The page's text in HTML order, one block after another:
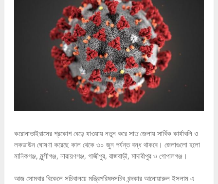
করোনাভাইরাসের প্রকোপ বেড়ে যাওয়ায় নতুন করে সাত জেলায় সার্বিক কার্যাবলি ও
লকডাউন ঘোষণা করেছে কাল থেকে ৩০ জুন পর্যন্ত বন্ধ থাকবে। জেলাগুলো হলো
মানিকগঞ্জ, মুন্সীগঞ্জ, নারায়ণগঞ্জ, গাজীপুর, রাজবাড়ী, মাদারীপুর ও গোপালগঞ্জ।
আজ সোমবার বিকেলে সচিবালয়ে মন্ত্রিপরিষদসচিব খন্দকার আনোয়ারুল ইসলাম এ